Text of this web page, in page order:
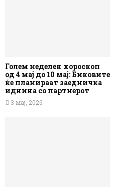
Голем неделен хороскоп
од 4 мај до 10 мај: Биковите
ќе планираат заедничка
иднина со партнерот
3 мај, 2026